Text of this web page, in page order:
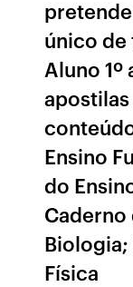
único de
Aluno 1º
Ensino
do
Caderno
Biologia;
Física